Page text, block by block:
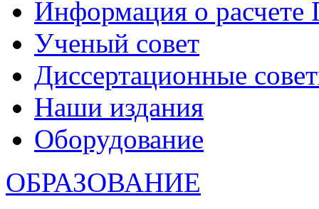
Информация о
Ученый совет
Диссертационные
Наши издания
Оборудование
ОБРАЗОВАНИЕ